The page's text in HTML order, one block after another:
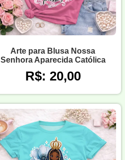
Arte para Blusa Nossa
Senhora Aparecida Católica
R$: 20,00